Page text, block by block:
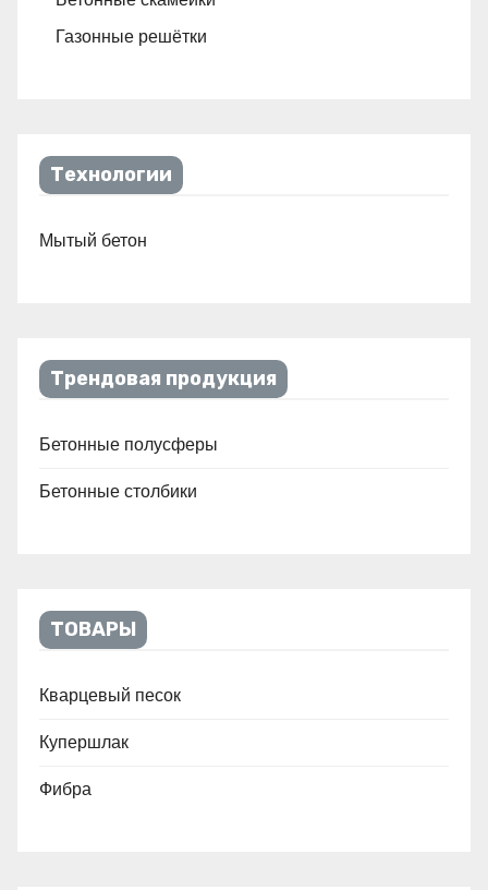
Газонные решётки
Технологии
Мытый бетон
Трендовая продукция
Бетонные полусферы
Бетонные столбики
ТОВАРЫ
Кварцевый песок
Купершлак
Фибра